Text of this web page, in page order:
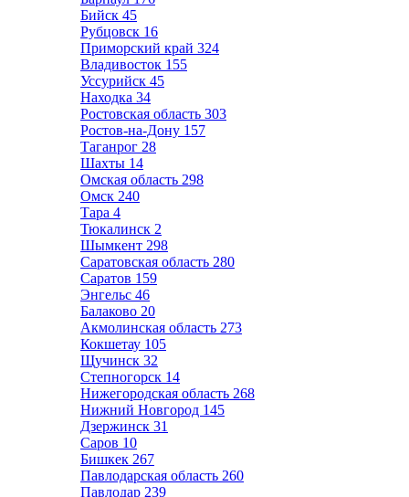
Бийск 45
Рубцовск 16
Приморский край 324
Владивосток 155
Уссурийск 45
Находка 34
Ростовская область 303
Ростов-на-Дону 157
Таганрог 28
Шахты 14
Омская область 298
Омск 240
Тара 4
Тюкалинск 2
Шымкент 298
Саратовская область 280
Саратов 159
Энгельс 46
Балаково 20
Акмолинская область 273
Кокшетау 105
Щучинск 32
Степногорск 14
Нижегородская область 268
Нижний Новгород 145
Дзержинск 31
Саров 10
Бишкек 267
Павлодарская область 260
Павлодар 239